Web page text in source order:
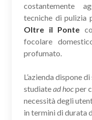
costantemente
tecniche di pulizia
Oltre il Ponte
focolare
profumato.
L’azienda dispone
studiatead hocper
necessità degli
in termini di durata